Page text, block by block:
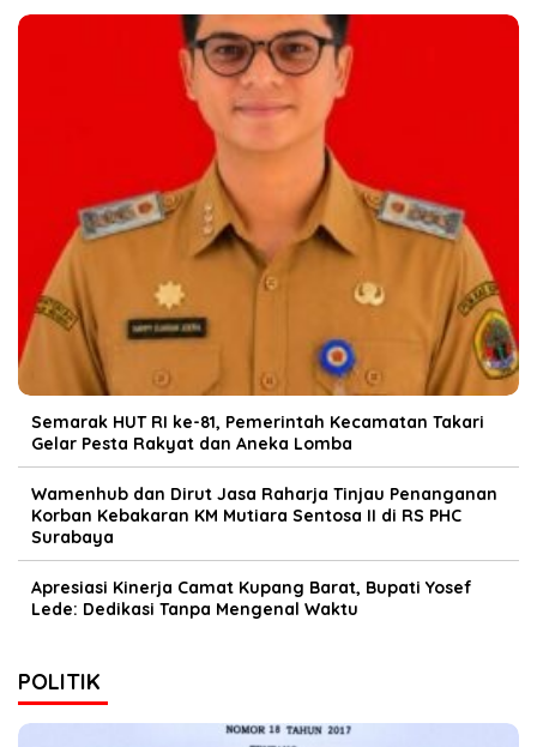
Semarak HUT RI ke-81, Pemerintah Kecamatan Takari
Gelar Pesta Rakyat dan Aneka Lomba
Wamenhub dan Dirut Jasa Raharja Tinjau Penanganan
Korban Kebakaran KM Mutiara Sentosa II di RS PHC
Surabaya
Apresiasi Kinerja Camat Kupang Barat, Bupati Yosef
Lede: Dedikasi Tanpa Mengenal Waktu
POLITIK